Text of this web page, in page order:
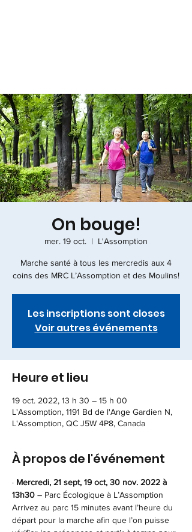
On bouge!
mer. 19 oct.
  |
L'Assomption
Marche santé à tous les mercredis aux 4
coins des MRC L’Assomption et des Moulins!
Les inscriptions sont closes
Voir autres événements
Heure et lieu
19 oct. 2022, 13 h 30 – 15 h 00
L'Assomption, 1191 Bd de l'Ange Gardien N,
L'Assomption, QC J5W 4P8, Canada
À propos de l'événement
· Mercredi, 21 sept, 19 oct, 30 nov. 2022 à
13h30 – Parc Écologique à L’Assomption
Arrivez au parc 15 minutes avant l’heure du
départ pour la marche afin que l’on puisse